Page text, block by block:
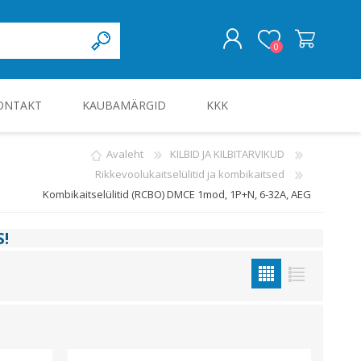
0
KILBID JA KILBITARVIKUD
KAUBAMÄRGID KKK
Avaleht
KILBID JA KILBITARVIKUD
Rikkevoolukaitselülitid ja kombikaitsed
Kombikaitselülitid (RCBO) DMCE 1mod, 1P+N, 6-32A, AEG
!